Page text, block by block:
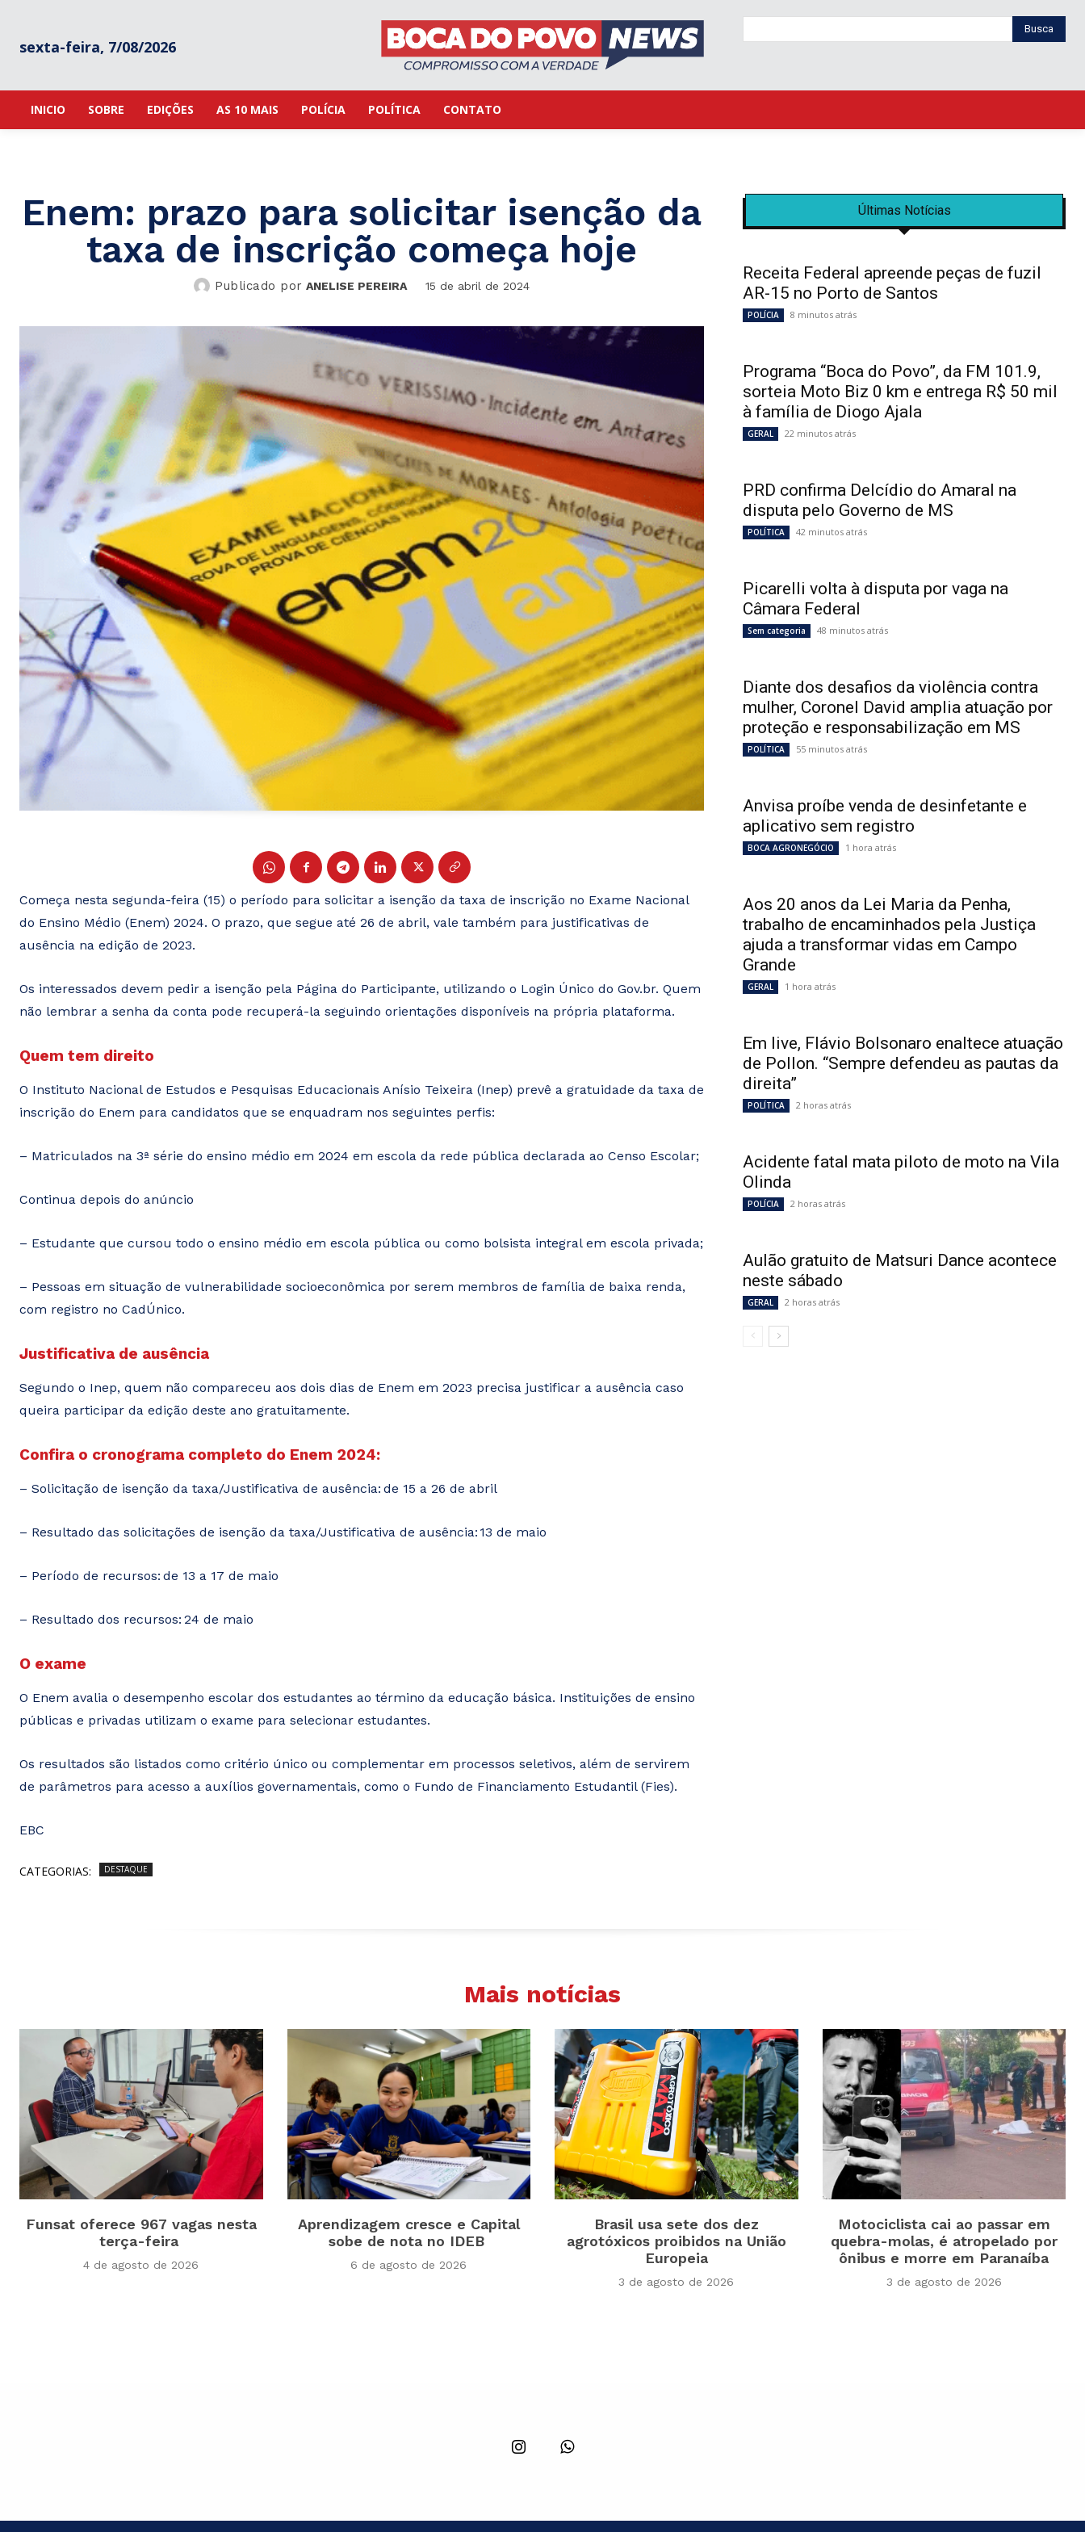
sexta-feira, 7/08/2026
Busca
INICIO SOBRE EDIÇÕES AS 10 MAIS POLÍCIA POLÍTICA CONTATO
Enem: prazo para solicitar isenção da
taxa de inscrição começa hoje
Publicado por ANELISE PEREIRA 15 de abril de 2024
Começa nesta segunda-feira (15) o período para solicitar a isenção da taxa de inscrição no Exame Nacional
do Ensino Médio (Enem) 2024. O prazo, que segue até 26 de abril, vale também para justificativas de
ausência na edição de 2023.
Os interessados devem pedir a isenção pela Página do Participante, utilizando o Login Único do Gov.br. Quem
não lembrar a senha da conta pode recuperá-la seguindo orientações disponíveis na própria plataforma.
Quem tem direito
O Instituto Nacional de Estudos e Pesquisas Educacionais Anísio Teixeira (Inep) prevê a gratuidade da taxa de
inscrição do Enem para candidatos que se enquadram nos seguintes perfis:
– Matriculados na 3ª série do ensino médio em 2024 em escola da rede pública declarada ao Censo Escolar;
Continua depois do anúncio
– Estudante que cursou todo o ensino médio em escola pública ou como bolsista integral em escola privada;
– Pessoas em situação de vulnerabilidade socioeconômica por serem membros de família de baixa renda,
com registro no CadÚnico.
Justificativa de ausência
Segundo o Inep, quem não compareceu aos dois dias de Enem em 2023 precisa justificar a ausência caso
queira participar da edição deste ano gratuitamente.
Confira o cronograma completo do Enem 2024:
– Solicitação de isenção da taxa/Justificativa de ausência: de 15 a 26 de abril
– Resultado das solicitações de isenção da taxa/Justificativa de ausência: 13 de maio
– Período de recursos: de 13 a 17 de maio
– Resultado dos recursos: 24 de maio
O exame
O Enem avalia o desempenho escolar dos estudantes ao término da educação básica. Instituições de ensino
públicas e privadas utilizam o exame para selecionar estudantes.
Os resultados são listados como critério único ou complementar em processos seletivos, além de servirem
de parâmetros para acesso a auxílios governamentais, como o Fundo de Financiamento Estudantil (Fies).
EBC
CATEGORIAS: DESTAQUE
Últimas Notícias
Receita Federal apreende peças de fuzil
AR-15 no Porto de Santos
POLÍCIA 8 minutos atrás
Programa “Boca do Povo”, da FM 101.9,
sorteia Moto Biz 0 km e entrega R$ 50 mil
à família de Diogo Ajala
GERAL 22 minutos atrás
PRD confirma Delcídio do Amaral na
disputa pelo Governo de MS
POLÍTICA 42 minutos atrás
Picarelli volta à disputa por vaga na
Câmara Federal
Sem categoria 48 minutos atrás
Diante dos desafios da violência contra
mulher, Coronel David amplia atuação por
proteção e responsabilização em MS
POLÍTICA 55 minutos atrás
Anvisa proíbe venda de desinfetante e
aplicativo sem registro
BOCA AGRONEGÓCIO 1 hora atrás
Aos 20 anos da Lei Maria da Penha,
trabalho de encaminhados pela Justiça
ajuda a transformar vidas em Campo
Grande
GERAL 1 hora atrás
Em live, Flávio Bolsonaro enaltece atuação
de Pollon. “Sempre defendeu as pautas da
direita”
POLÍTICA 2 horas atrás
Acidente fatal mata piloto de moto na Vila
Olinda
POLÍCIA 2 horas atrás
Aulão gratuito de Matsuri Dance acontece
neste sábado
GERAL 2 horas atrás
Mais notícias
Funsat oferece 967 vagas nesta
terça-feira
4 de agosto de 2026
Aprendizagem cresce e Capital
sobe de nota no IDEB
6 de agosto de 2026
Brasil usa sete dos dez
agrotóxicos proibidos na União
Europeia
3 de agosto de 2026
Motociclista cai ao passar em
quebra-molas, é atropelado por
ônibus e morre em Paranaíba
3 de agosto de 2026